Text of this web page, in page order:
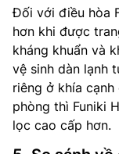
Đối với điều hòa
hơn khi được
kháng khuẩn và
vệ sinh dàn lạnh
riêng ở khía
phòng thì Funiki
lọc cao cấp hơn.